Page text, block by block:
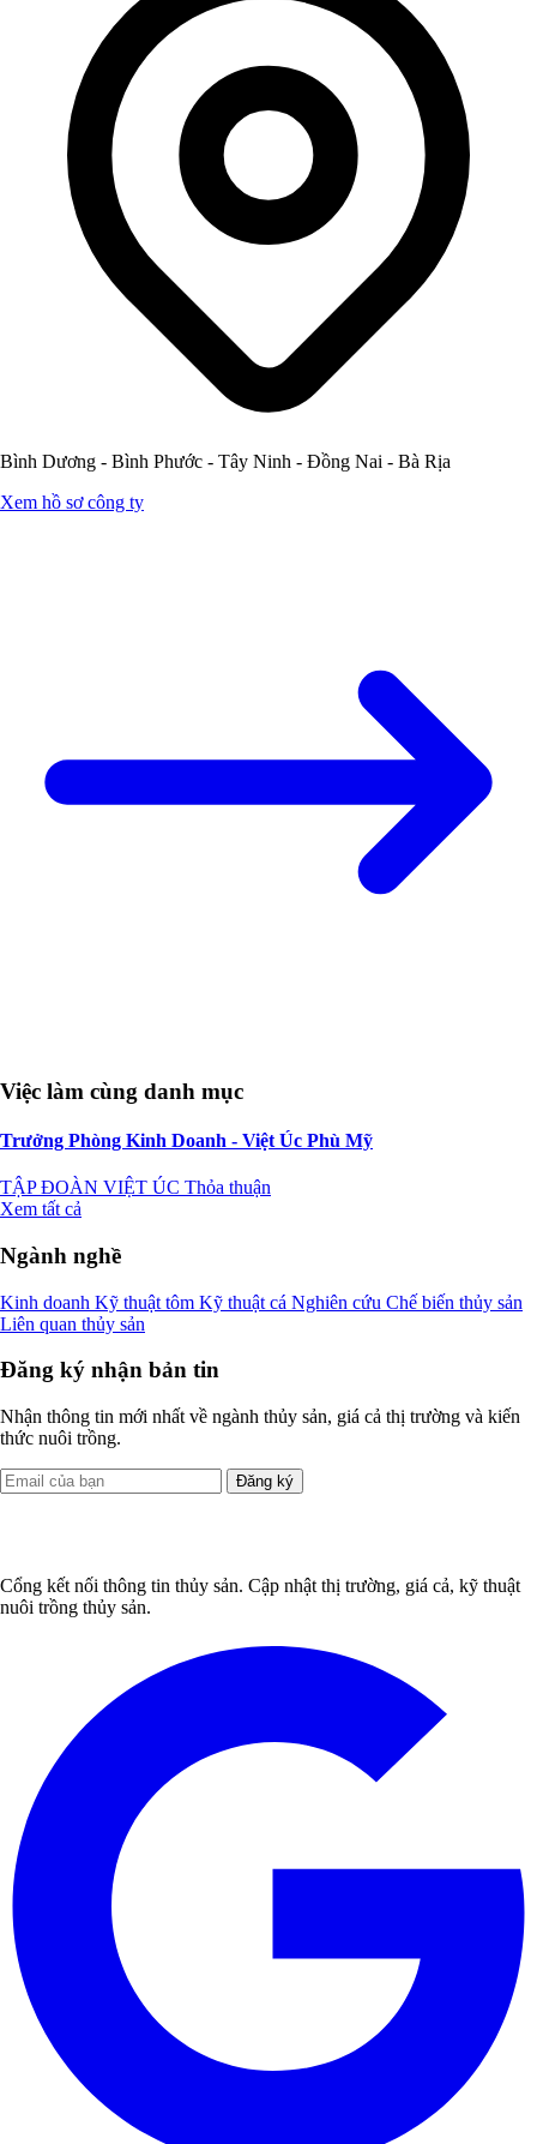
Bình Dương - Bình Phước - Tây Ninh - Đồng Nai - Bà Rịa
Xem hồ sơ công ty
Việc làm cùng danh mục
Trưởng Phòng Kinh Doanh - Việt Úc Phù Mỹ
TẬP ĐOÀN VIỆT ÚC Thỏa thuận
Xem tất cả
Ngành nghề
Kinh doanh Kỹ thuật tôm Kỹ thuật cá Nghiên cứu Chế biến thủy sản
Liên quan thủy sản
Đăng ký nhận bản tin
Nhận thông tin mới nhất về ngành thủy sản, giá cả thị trường và kiến
thức nuôi trồng.
Đăng ký
Cổng kết nối thông tin thủy sản. Cập nhật thị trường, giá cả, kỹ thuật
nuôi trồng thủy sản.